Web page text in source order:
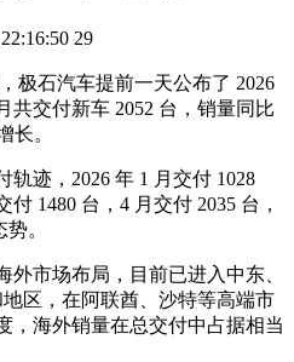
29
极石汽车提前一天公布了 2026
共交付新车 2052 台，销量同比
长。
迹，2026 年 1 月交付 1028
1480 台，4 月交付 2035 台，
。
市场布局，目前已进入中东、
区，在阿联酋、沙特等高端市
，海外销量在总交付中占据相当